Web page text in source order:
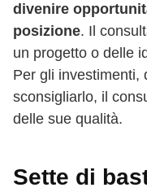
divenire
posizione. Il
un progetto o delle
Per gli investimenti,
sconsigliarlo, il
delle sue qualità.
Sette di